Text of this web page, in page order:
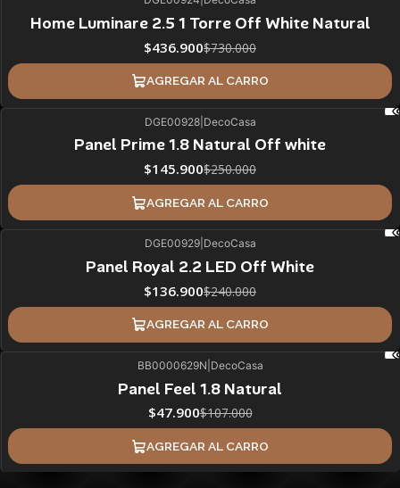
Home Luminare 2.5 1 Torre Off White Natural
$436.900$730.000
AGREGAR AL CARRO
DGE00928| DecoCasa
Panel Prime 1.8 Natural Off white
$145.900$250.000
AGREGAR AL CARRO
DGE00929| DecoCasa
Panel Royal 2.2 LED Off White
$136.900$240.000
AGREGAR AL CARRO
BB0000629N DecoCasa
Panel Feel 1.8 Natural
$47.900$107.000
AGREGAR AL CARRO